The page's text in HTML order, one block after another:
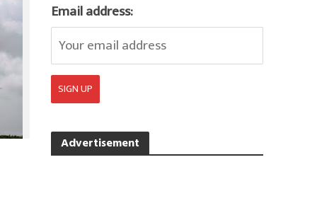
Email address:
Advertisement